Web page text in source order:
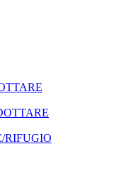
RIFUGIO